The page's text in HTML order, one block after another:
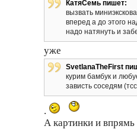
КатяСемь пишет:
вызвать
вперед а до этого
надо натянуть и
уже
SvetlanaTheFirst
курим бамбук и
зависть соседям
.
А картинки и